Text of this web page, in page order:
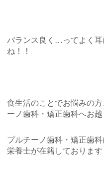
バランス良く…ってよく
ね！！
食生活のことでお悩みの
ーノ歯科・矯正歯科へお越
プルチーノ歯科・矯正歯
栄養士が在籍しております